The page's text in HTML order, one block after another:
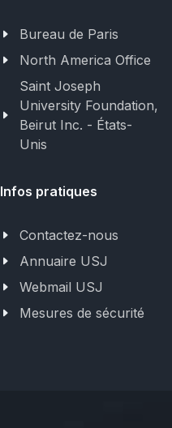
Bureau de Paris
North America Office
Saint Joseph
University Foundation,
Beirut Inc. - États-
Unis
Infos pratiques
Contactez-nous
Annuaire USJ
Webmail USJ
Mesures de sécurité